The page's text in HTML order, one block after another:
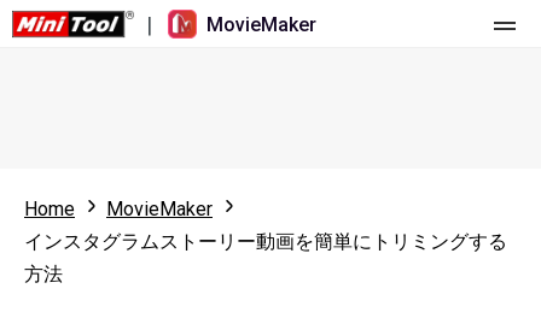
| MovieMaker
更新履歴
リソース
Home
MovieMaker
インスタグラムストーリー動画を簡単にトリミングする
方法